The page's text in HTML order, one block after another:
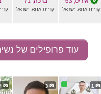
קריית אתא, ישראל קריית אתא, ישראל
עוד פרופילים של
1
3